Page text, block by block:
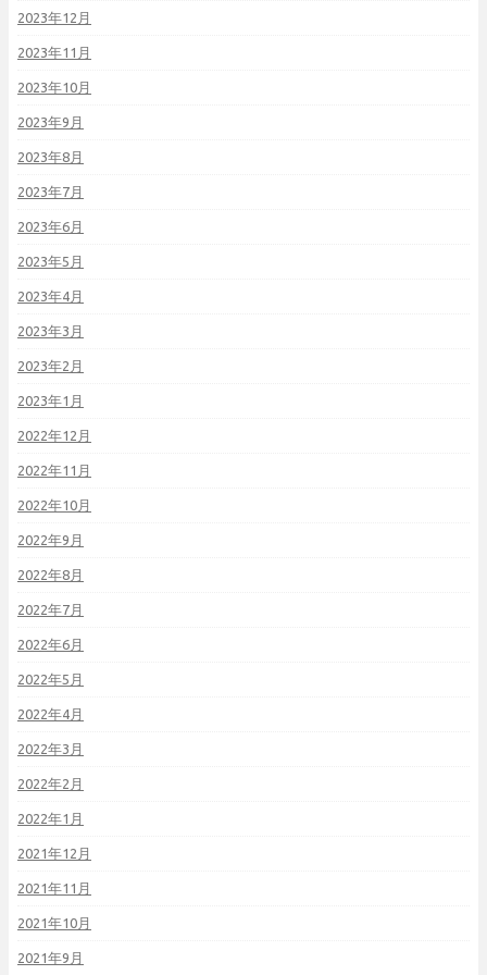
2023年12月
2023年11月
2023年10月
2023年9月
2023年8月
2023年7月
2023年6月
2023年5月
2023年4月
2023年3月
2023年2月
2023年1月
2022年12月
2022年11月
2022年10月
2022年9月
2022年8月
2022年7月
2022年6月
2022年5月
2022年4月
2022年3月
2022年2月
2022年1月
2021年12月
2021年11月
2021年10月
2021年9月